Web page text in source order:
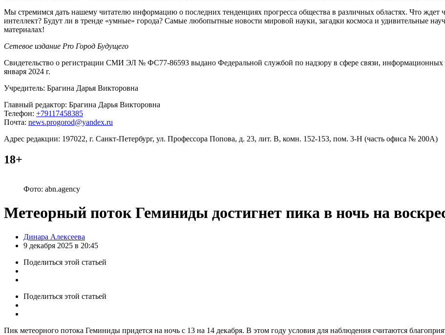
Мы стремимся дать нашему читателю информацию о последних тенденциях прогресса общества в различных областях. Что ждет
интеллект? Будут ли в тренде «умные» города? Самые любопытные новости мировой науки, загадки космоса и удивительные
материалах!
Сетевое издание Pro Город Будущего
Свидетельство о регистрации СМИ ЭЛ № ФС77-86593 выдано Федеральной службой по надзору в сфере связи, информационных
января 2024 г.
Учредитель: Брагина Дарья Викторовна
Главный редактор: Брагина Дарья Викторовна
Телефон: +79117458385
Почта: news.progorod@yandex.ru
Адрес редакции: 197022, г. Санкт-Петербург, ул. Профессора Попова, д. 23, лит. В, комн. 152-153, пом. 3-Н (часть офиса № 200А)
18+
Фото: abn.agency
Метеорный поток Геминиды достигнет пика в ночь на
Posted
by
Динара Алексеева
9 декабря 2025 в 20:45
Поделиться этой статьей
Поделиться этой статьей
Пик метеорного потока Геминиды придется на ночь с 13 на 14 декабря. В этом году условия для наблюдения считаются